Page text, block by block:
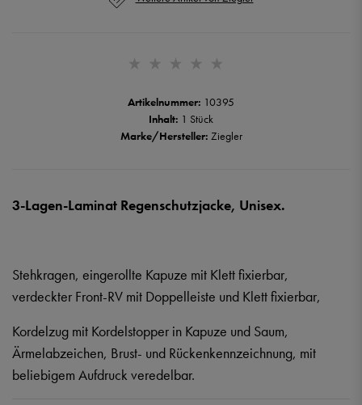
Artikelnummer: 10395
Inhalt: 1 Stück
Marke/Hersteller: Ziegler
3-Lagen-Laminat Regenschutzjacke, Unisex.
Stehkragen, eingerollte Kapuze mit Klett fixierbar,
verdeckter Front-RV mit Doppelleiste und Klett fixierbar,
Kordelzug mit Kordelstopper in Kapuze und Saum,
Ärmelabzeichen, Brust- und Rückenkennzeichnung, mit
beliebigem Aufdruck veredelbar.